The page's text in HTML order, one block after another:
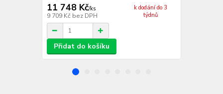
11 748 Kč/ks
9 709 Kč bez DPH
k dodání do 3
týdnů
Přidat do košíku